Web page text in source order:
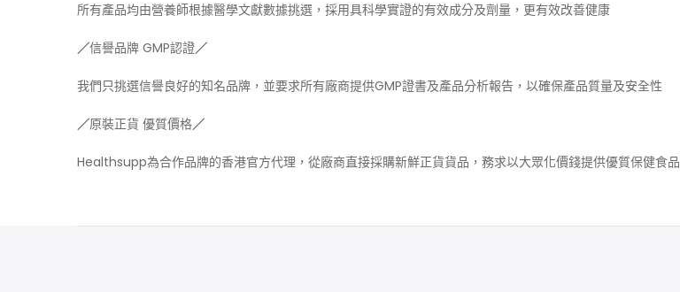
所有產品均由營養師根據醫學文獻數據挑選，採用具科學實證的有效成分及劑量，更有效改善健康
／信譽品牌 GMP認證／
我們只挑選信譽良好的知名品牌，並要求所有廠商提供GMP證書及產品分析報告，以確保產品質量及安全性
／原裝正貨 優質價格／
Healthsupp為合作品牌的香港官方代理，從廠商直接採購新鮮正貨貨品，務求以大眾化價錢提供優質保健食品